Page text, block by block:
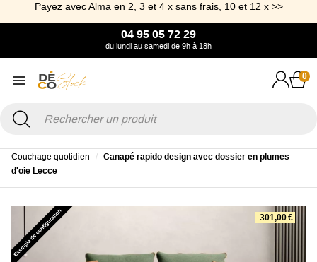
Payez avec Alma en 2, 3 et 4 x sans frais, 10 et 12 x >>
04 95 05 72 29
du lundi au samedi de 9h à 18h
0
Couchage quotidien
Canapé rapido design avec dossier en plumes
d'oie Lecce
-301,00 €